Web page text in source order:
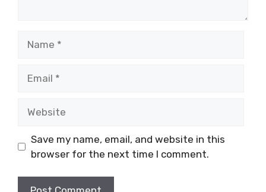
Save my name, email, and website in this
browser for the next time I comment.